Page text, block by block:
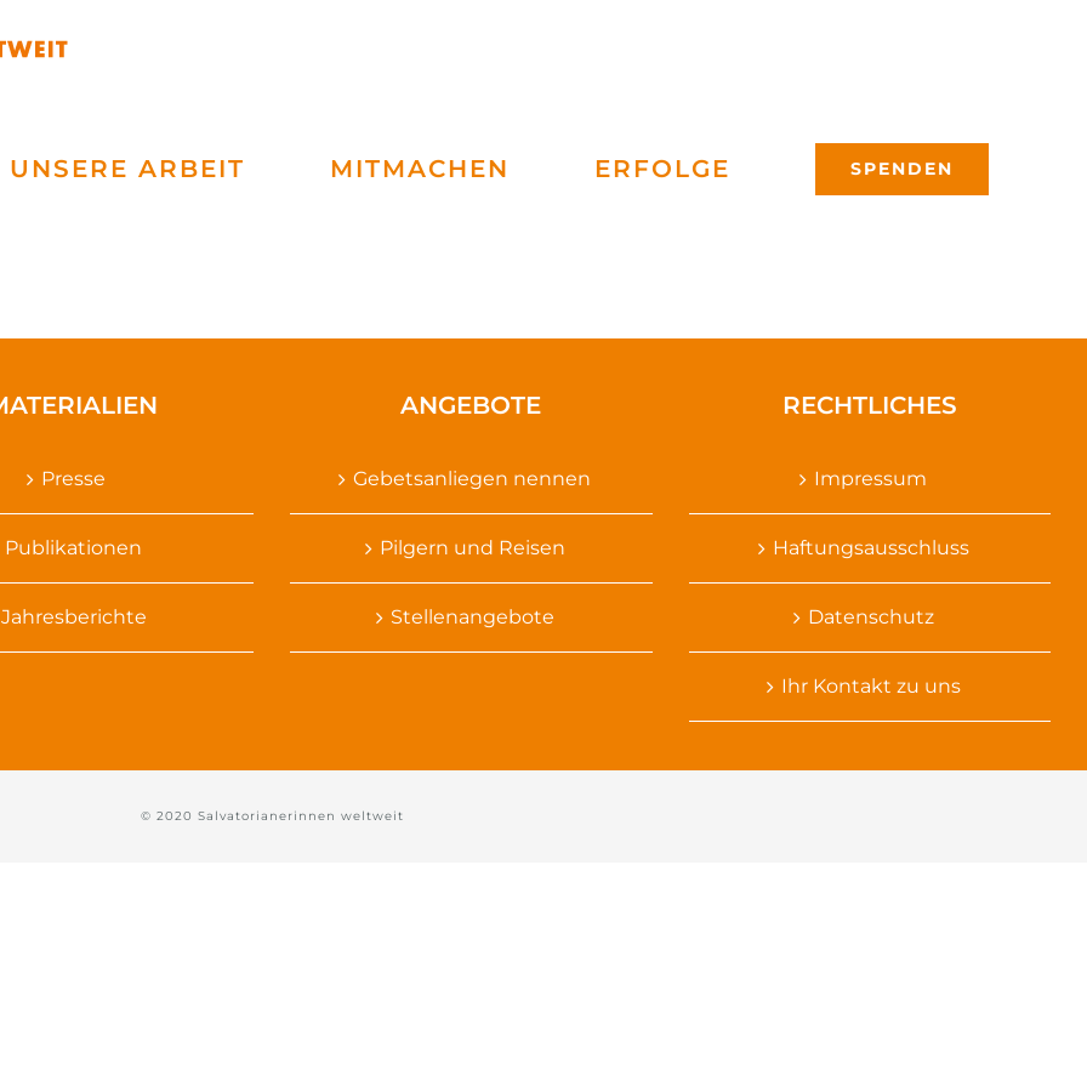
UNSERE ARBEIT MITMACHEN ERFOLGE SPENDEN
Presse
Publikationen
Jahresberichte
ANGEBOTE
Gebetsanliegen nennen
Pilgern und Reisen
Stellenangebote
RECHTLICHES
Impressum
Haftungsausschluss
Datenschutz
Ihr Kontakt zu uns
© 2020 Salvatorianerinnen weltweit